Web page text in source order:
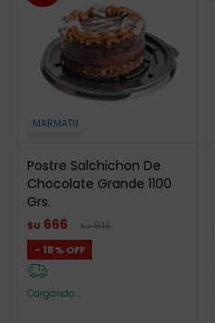
MARMATU
Postre Salchichon De
Chocolate Grande 1100
Grs.
$U 666 $U 815
18
Cargando ...